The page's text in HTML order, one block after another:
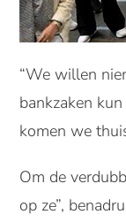
“We willen
bankzaken
komen we
Om de
op ze”,